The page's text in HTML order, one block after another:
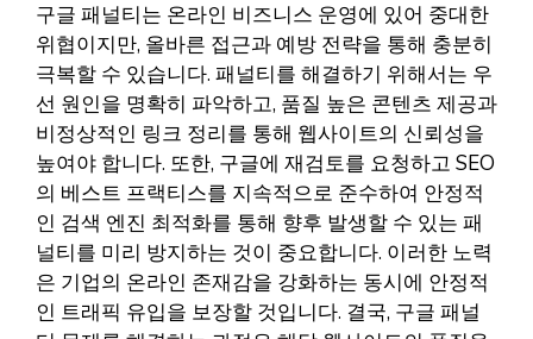
구글 패널티는 온라인 비즈니스 운영에 있어 중대한
위협이지만, 올바른 접근과 예방 전략을 통해 충분히
극복할 수 있습니다. 패널티를 해결하기 위해서는 우
선 원인을 명확히 파악하고, 품질 높은 콘텐츠 제공과
비정상적인 링크 정리를 통해 웹사이트의 신뢰성을
높여야 합니다. 또한, 구글에 재검토를 요청하고 SEO
의 베스트 프랙티스를 지속적으로 준수하여 안정적
인 검색 엔진 최적화를 통해 향후 발생할 수 있는 패
널티를 미리 방지하는 것이 중요합니다. 이러한 노력
은 기업의 온라인 존재감을 강화하는 동시에 안정적
인 트래픽 유입을 보장할 것입니다. 결국, 구글 패널